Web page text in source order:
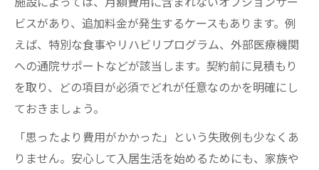
ビスがあり、追加料金が発生するケースもあります。例
えば、特別な食事やリハビリプログラム、外部医療機関
への通院サポートなどが該当します。契約前に見積もり
を取り、どの項目が必須でどれが任意なのかを明確にし
ておきましょう。
「思ったより費用がかかった」という失敗例も少なくあ
りません。安心して入居生活を始めるためにも、家族や